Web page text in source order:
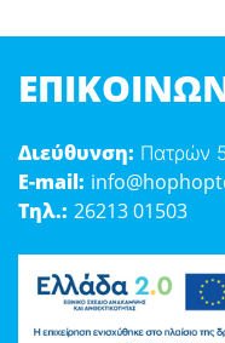
Διεύθυνση: Πατρών
E-mail:
Τηλ.: 26213 01503